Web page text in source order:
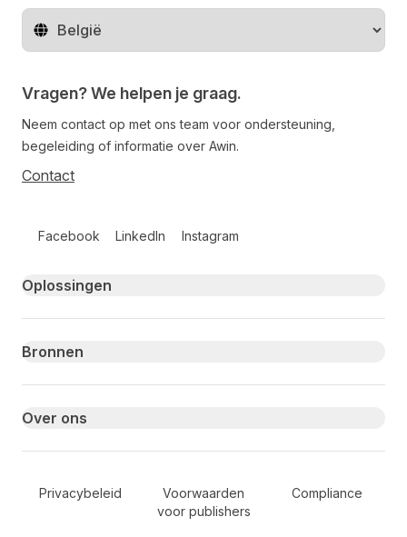
Regio wijzigen
Vragen? We helpen je graag.
Neem contact op met ons team voor ondersteuning,
begeleiding of informatie over Awin.
Contact
Facebook LinkedIn Instagram
Primary footer navigation
Oplossingen
Bronnen
Over ons
Secondary Footer Navigation
Privacybeleid
Voorwaarden
voor publishers
Compliance